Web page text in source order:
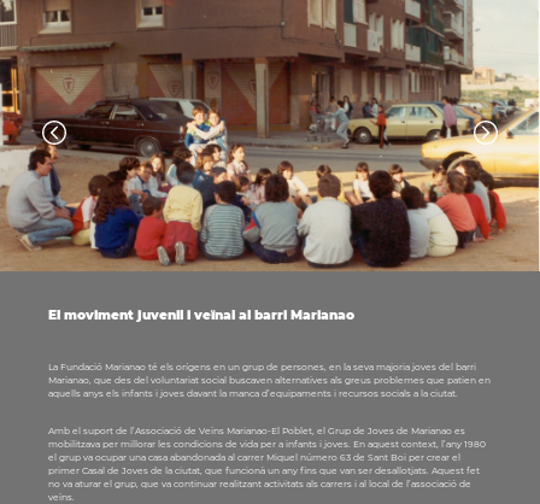
El moviment juvenil i veïnal al barri Marianao
La Fundació Marianao té els orígens en un grup de persones, en la seva majoria joves del barri
Marianao, que des del voluntariat social buscaven alternatives als greus problemes que patien en
aquells anys els infants i joves davant la manca d’equipaments i recursos socials a la ciutat.
Amb el suport de l’Associació de Veïns Marianao-El Poblet, el Grup de Joves de Marianao es
mobilitzava per millorar les condicions de vida per a infants i joves. En aquest context, l’any 1980
el grup va ocupar una casa abandonada al carrer Miquel número 63 de Sant Boi per crear el
primer Casal de Joves de la ciutat, que funcionà un any fins que van ser desallotjats. Aquest fet
no va aturar el grup, que va continuar realitzant activitats als carrers i al local de l’associació de
veïns.